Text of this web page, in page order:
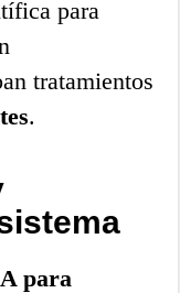
para
tratamientos
.
para